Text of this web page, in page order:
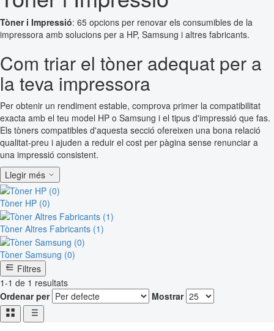
Tòner i Impressió: 65 opcions per renovar els consumibles de la
impressora amb solucions per a HP, Samsung i altres fabricants.
Com triar el tòner adequat per a
la teva impressora
Per obtenir un rendiment estable, comprova primer la compatibilitat
exacta amb el teu model HP o Samsung i el tipus d'impressió que fas.
Els tòners compatibles d'aquesta secció ofereixen una bona relació
qualitat-preu i ajuden a reduir el cost per pàgina sense renunciar a
una impressió consistent.
Llegir més
Tòner HP (0)
Tòner Altres Fabricants (1)
Tòner Samsung (0)
Filtres
1-1 de 1 resultats
Ordenar per
Mostrar